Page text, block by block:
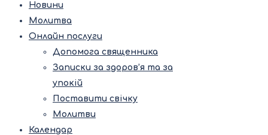
Новини
Молитва
Онлайн послуги
Допомога священника
Записки за здоров’я та за
упокій
Поставити свічку
Молитви
Календар